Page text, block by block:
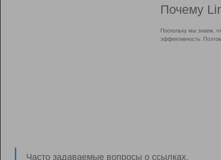
Почему
Поскольку мы знаем,
эффективность.
Часто задаваемые вопросы о ссылках.